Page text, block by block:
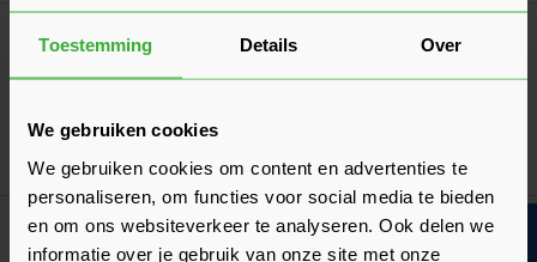
Toestemming Details Over
We gebruiken cookies
We gebruiken cookies om content en advertenties te
personaliseren, om functies voor social media te bieden
en om ons websiteverkeer te analyseren. Ook delen we
informatie over je gebruik van onze site met onze
Navigeren door de elementen van de carrousel is mogelijk met
Druk om carrousel over te slaan
Druk op om naar carrouselnavigatie te gaan
Korting? Vraag offerte aan!
In-Lite CC-2 Cable Connector
(Kabelverbinder) (10600705)